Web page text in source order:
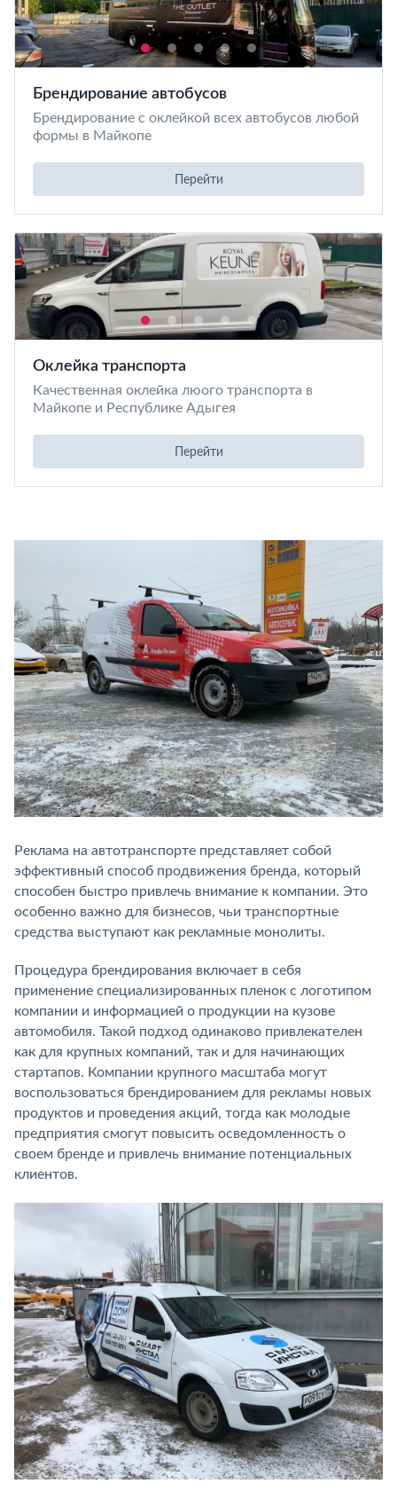
Брендирование автобусов
Брендирование с оклейкой всех автобусов любой
формы в Майкопе
Перейти
Оклейка транспорта
Качественная оклейка люого транспорта в
Майкопе и Республике Адыгея
Перейти
Реклама на автотранспорте представляет собой
эффективный способ продвижения бренда, который
способен быстро привлечь внимание к компании. Это
особенно важно для бизнесов, чьи транспортные
средства выступают как рекламные монолиты.
Процедура брендирования включает в себя
применение специализированных пленок с логотипом
компании и информацией о продукции на кузове
автомобиля. Такой подход одинаково привлекателен
как для крупных компаний, так и для начинающих
стартапов. Компании крупного масштаба могут
воспользоваться брендированием для рекламы новых
продуктов и проведения акций, тогда как молодые
предприятия смогут повысить осведомленность о
своем бренде и привлечь внимание потенциальных
клиентов.